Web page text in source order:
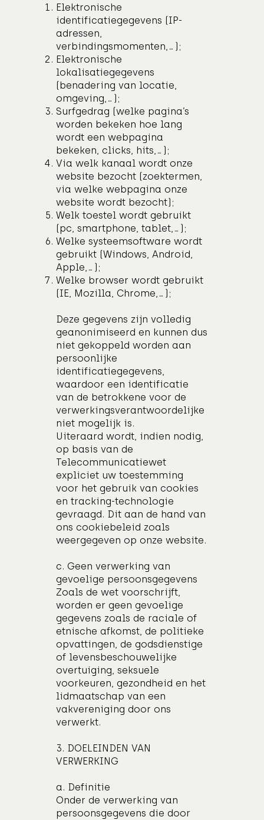
Elektronische
identificatiegegevens (IP-
adressen,
verbindingsmomenten,…);
Elektronische
lokalisatiegegevens
(benadering van locatie,
omgeving,…);
Surfgedrag (welke pagina’s
worden bekeken hoe lang
wordt een webpagina
bekeken, clicks, hits,…);
Via welk kanaal wordt onze
website bezocht (zoektermen,
via welke webpagina onze
website wordt bezocht);
Welk toestel wordt gebruikt
(pc, smartphone, tablet,…);
Welke systeemsoftware wordt
gebruikt (Windows, Android,
Apple,…);
Welke browser wordt gebruikt
(IE, Mozilla, Chrome,…);
Deze gegevens zijn volledig
geanonimiseerd en kunnen dus
niet gekoppeld worden aan
persoonlijke
identificatiegegevens,
waardoor een identificatie
van de betrokkene voor de
verwerkingsverantwoordelijke
niet mogelijk is.
Uiteraard wordt, indien nodig,
op basis van de
Telecommunicatiewet
expliciet uw toestemming
voor het gebruik van cookies
en tracking-technologie
gevraagd. Dit aan de hand van
ons cookiebeleid zoals
weergegeven op onze website.
c. Geen verwerking van
gevoelige persoonsgegevens
Zoals de wet voorschrijft,
worden er geen gevoelige
gegevens zoals de raciale of
etnische afkomst, de politieke
opvattingen, de godsdienstige
of levensbeschouwelijke
overtuiging, seksuele
voorkeuren, gezondheid en het
lidmaatschap van een
vakvereniging door ons
verwerkt.
3. DOELEINDEN VAN
VERWERKING
a. Definitie
Onder de verwerking van
persoonsgegevens die door